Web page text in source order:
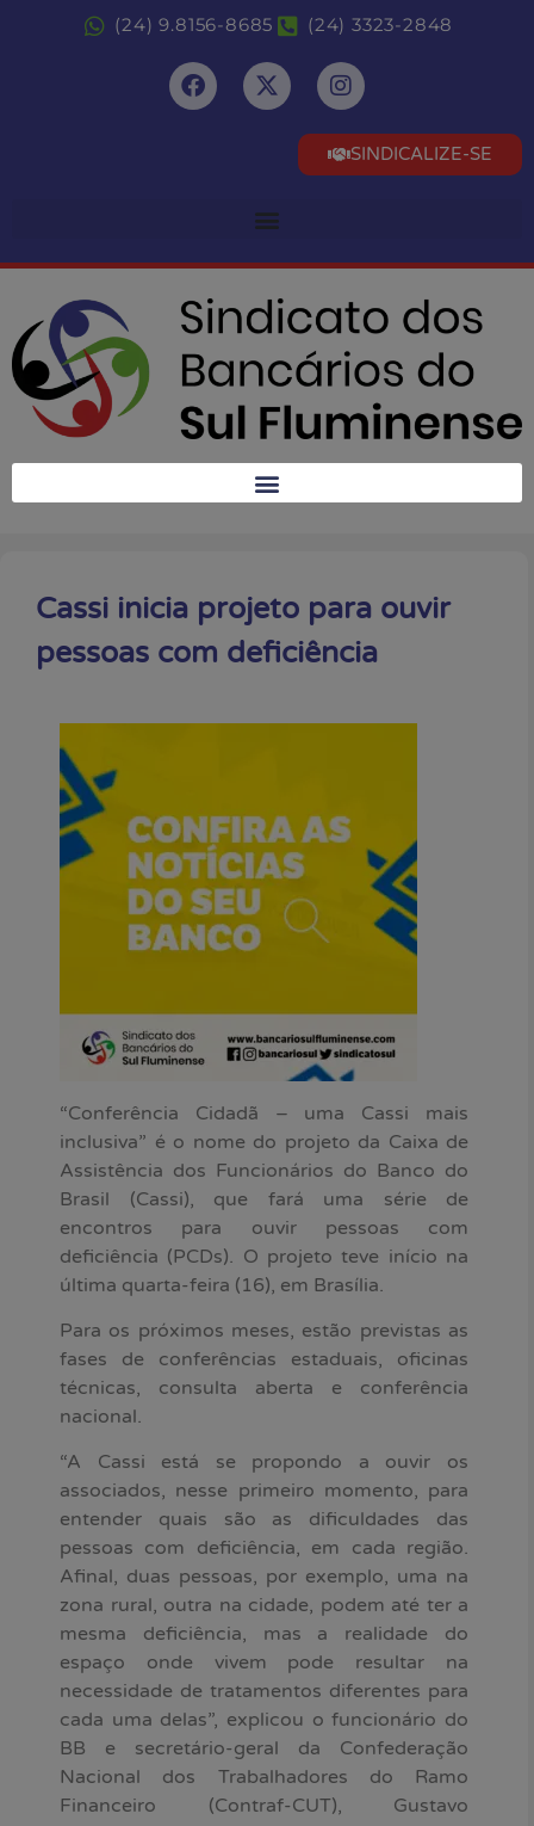
(24) 9.8156-8685 (24) 3323-2848
SINDICALIZE-SE
Cassi inicia projeto para ouvir
pessoas com deficiência
“Conferência Cidadã – uma Cassi mais
inclusiva” é o nome do projeto da Caixa de
Assistência dos Funcionários do Banco do
Brasil (Cassi), que fará uma série de
encontros para ouvir pessoas com
deficiência (PCDs). O projeto teve início na
última quarta-feira (16), em Brasília.
Para os próximos meses, estão previstas as
fases de conferências estaduais, oficinas
técnicas, consulta aberta e conferência
nacional.
“A Cassi está se propondo a ouvir os
associados, nesse primeiro momento, para
entender quais são as dificuldades das
pessoas com deficiência, em cada região.
Afinal, duas pessoas, por exemplo, uma na
zona rural, outra na cidade, podem até ter a
mesma deficiência, mas a realidade do
espaço onde vivem pode resultar na
necessidade de tratamentos diferentes para
cada uma delas”, explicou o funcionário do
BB e secretário-geral da Confederação
Nacional dos Trabalhadores do Ramo
Financeiro (Contraf-CUT), Gustavo